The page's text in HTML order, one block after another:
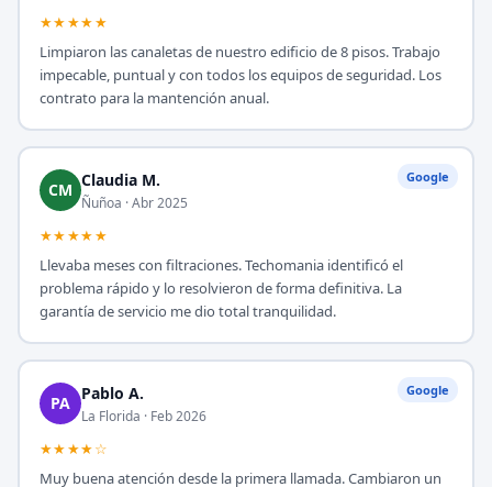
★★★★★
Limpiaron las canaletas de nuestro edificio de 8 pisos. Trabajo
impecable, puntual y con todos los equipos de seguridad. Los
contrato para la mantención anual.
Google
CM Claudia M.
Ñuñoa · Abr 2025
★★★★★
Llevaba meses con filtraciones. Techomania identificó el
problema rápido y lo resolvieron de forma definitiva. La
garantía de servicio me dio total tranquilidad.
Google
PA Pablo A.
La Florida · Feb 2026
★★★★☆
Muy buena atención desde la primera llamada. Cambiaron un